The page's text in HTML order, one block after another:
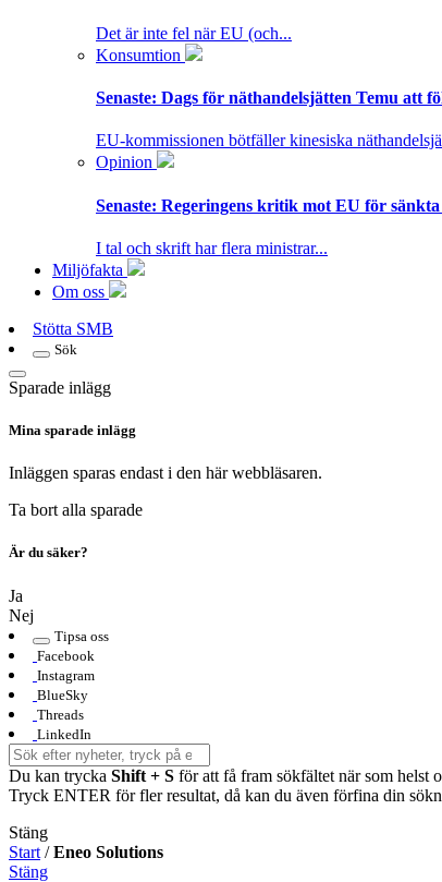
Det är inte fel när EU (och...
Konsumtion
Senaste: Dags för näthandelsjätten Temu att
EU-kommissionen bötfäller kinesiska
Opinion
Senaste: Regeringens kritik mot EU för
I tal och skrift har flera ministrar...
Miljöfakta
Om oss
Stötta SMB
Sök
Sparade inlägg
Mina sparade inlägg
Inläggen sparas endast i den här webbläsaren.
Ta bort alla sparade
Är du säker?
Ja
Nej
Tipsa oss
Facebook
Instagram
BlueSky
Threads
LinkedIn
Du kan trycka Shift + S för att få fram sökfältet när som helst
Tryck ENTER för fler resultat, då kan du även förfina din
Stäng
Start /Eneo Solutions
Stäng